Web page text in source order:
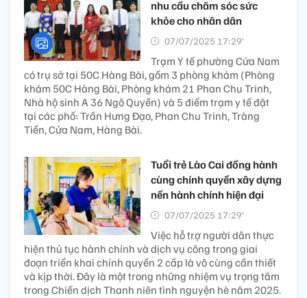
nhu cầu chăm sóc sức
khỏe cho nhân dân
07/07/2025 17:29’
Trạm Y tế phường Cửa Nam
có trụ sở tại 50C Hàng Bài, gồm 3 phòng khám (Phòng
khám 50C Hàng Bài, Phòng khám 21 Phan Chu Trinh,
Nhà hộ sinh A 36 Ngô Quyền) và 5 điểm trạm y tế đặt
tại các phố: Trần Hưng Đạo, Phan Chu Trinh, Tràng
Tiền, Cửa Nam, Hàng Bài.
Tuổi trẻ Lào Cai đồng hành
cùng chính quyền xây dựng
nền hành chính hiện đại
07/07/2025 17:29’
Việc hỗ trợ người dân thực
hiện thủ tục hành chính và dịch vụ công trong giai
đoạn triển khai chính quyền 2 cấp là vô cùng cần thiết
và kịp thời. Đây là một trong những nhiệm vụ trọng tâm
trong Chiến dịch Thanh niên tình nguyện hè năm 2025.